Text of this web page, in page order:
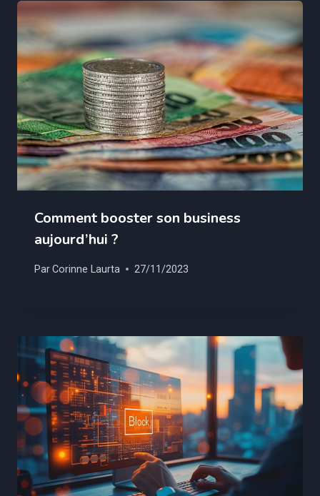
Comment booster son business
aujourd’hui ?
ParCorinne Laurta 27/11/2023